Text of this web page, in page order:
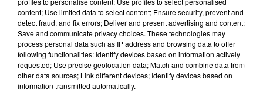
RADIO ORIENT SPORT
6 décembre 2019 - 6 min 25 sec
RADIO ORIENT SPORT
content; Use limited data to select content; Ensure security, prevent and
detect fraud, and fix errors; Deliver and present advertising and content;
Save and communicate privacy choices. These technologies may
process personal data such as IP address and browsing data to offer
following functionalities: Identify devices based on information actively
requested; Use precise geolocation data; Match and combine data from
other data sources; Link different devices; Identify devices based on
information transmitted automatically.